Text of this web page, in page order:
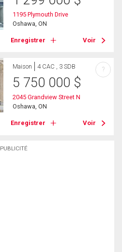
PUBLICITÉ
1195 Plymouth Drive
Oshawa, ON
Enregistrer Voir
Maison 4 CAC , 3 SDB
5 750 000 $
2045 Grandview Street N
Oshawa, ON
Enregistrer Voir
?